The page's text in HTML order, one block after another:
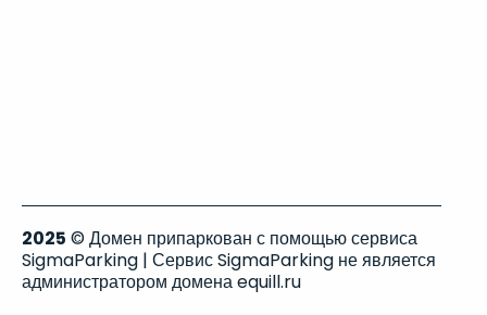
2025 © Домен припаркован с помощью сервиса
SigmaParking | Сервис SigmaParking не является
администратором домена equill.ru